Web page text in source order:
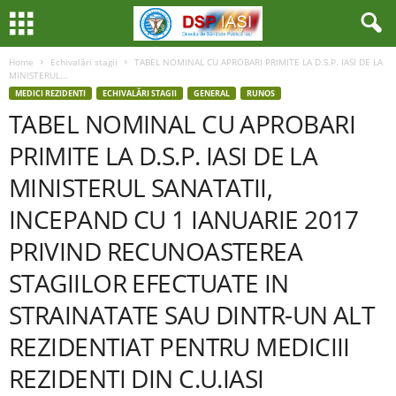
Home Echivalări stagii
TABEL NOMINAL CU APROBARI PRIMITE LA D.S.P. IASI DE LA
MINISTERUL...
MEDICI REZIDENTI ECHIVALĂRI STAGII GENERAL RUNOS
TABEL NOMINAL CU APROBARI
PRIMITE LA D.S.P. IASI DE LA
MINISTERUL SANATATII,
INCEPAND CU 1 IANUARIE 2017
PRIVIND RECUNOASTEREA
STAGIILOR EFECTUATE IN
STRAINATATE SAU DINTR-UN ALT
REZIDENTIAT PENTRU MEDICIII
REZIDENTI DIN C.U.IASI